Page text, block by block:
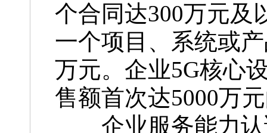
个合同达300万元及
一个项目、系统或
万元。企业5G核心
售额首次达5000万
企业服务能力认